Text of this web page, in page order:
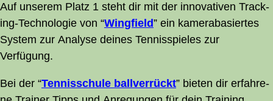
Auf unse­rem Platz 1 steht dir mit der inno­va­ti­ven Track­
ing-Tech­no­lo­gie von “Wing­field” ein kame­ra­ba­sier­tes
Sys­tem zur Ana­ly­se dei­nes Ten­nis­spie­les zur
Verfügung.
Bei der “Ten­nis­schu­le ball­ver­rückt” bie­ten dir erfah­re­